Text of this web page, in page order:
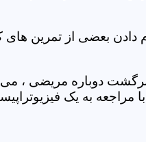
دادن بعضی از تمرین
برگشت دوباره مریضی ،
مراجعه به یک